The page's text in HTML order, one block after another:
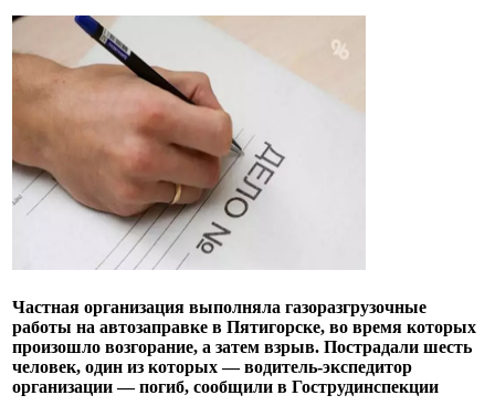
Частная организация выполняла газоразгрузочные
работы на автозаправке в Пятигорске, во время которых
произошло возгорание, а затем взрыв. Пострадали шесть
человек, один из которых — водитель-экспедитор
организации — погиб, сообщили в Гострудинспекции